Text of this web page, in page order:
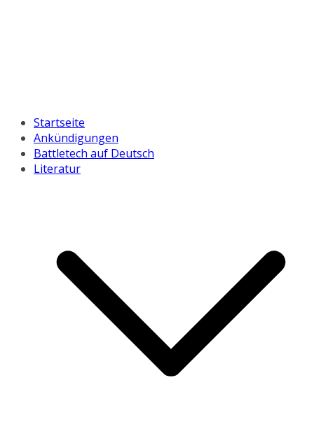
Startseite
Ankündigungen
Battletech auf Deutsch
Literatur